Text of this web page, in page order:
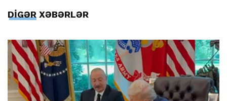
DİGƏR XƏBƏRLƏR